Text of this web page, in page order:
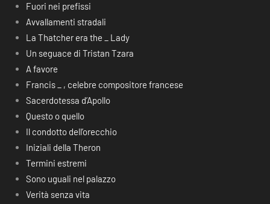
Fuori nei prefissi
Avvallamenti stradali
La Thatcher era the _ Lady
Un seguace di Tristan Tzara
A favore
Francis _ , celebre compositore francese
Sacerdotessa d’Apollo
Questo o quello
Il condotto dell’orecchio
Iniziali della Theron
Termini estremi
Sono uguali nel palazzo
Verità senza vita